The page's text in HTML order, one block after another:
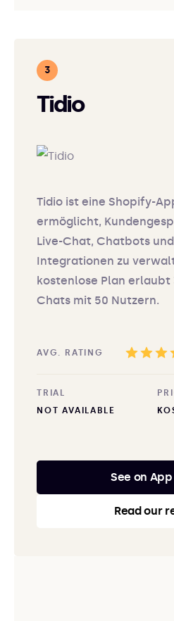
Tidio
Tidio ist eine Shopify-
ermöglicht,
Live-Chat, Chatbots
Integrationen zu
kostenlose Plan
Chats mit 50 Nutzern.
AVG. RATING
TRIAL
NOT AVAILABLE
See on
Read our